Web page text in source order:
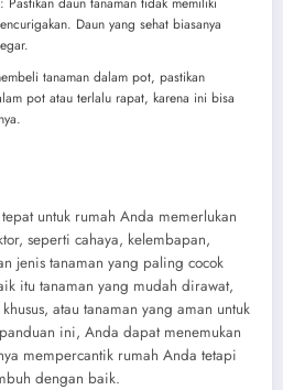
Daun yang sehat biasanya
tanaman dalam pot, pastikan
pot atau terlalu rapat, karena ini bisa
untuk rumah Anda memerlukan
seperti cahaya, kelembapan,
jenis tanaman yang paling cocok
itu tanaman yang mudah dirawat,
atau tanaman yang aman untuk
ini, Anda dapat menemukan
mempercantik rumah Anda tetapi
dengan baik.